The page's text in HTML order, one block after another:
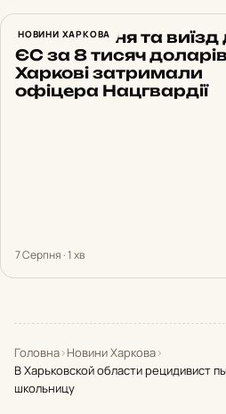
НОВИНИ ХАРКОВА
Бронювання та виїзд
ЄС за 8 тисяч
Харкові затримали
офіцера Нацгвардії
7 Серпня · 1 хв
Головна›Новини Харкова›
В Харьковской области рецидивист
школьницу